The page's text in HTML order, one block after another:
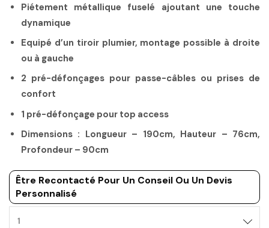
Piétement métallique fuselé ajoutant une touche
dynamique
Equipé d’un tiroir plumier, montage possible à droite
ou à gauche
2 pré-défonçages pour passe-câbles ou prises de
confort
1 pré-défonçage pour top access
Dimensions : Longueur – 190cm, Hauteur – 76cm,
Profondeur – 90cm
Être Recontacté Pour Un Conseil Ou Un Devis
Personnalisé